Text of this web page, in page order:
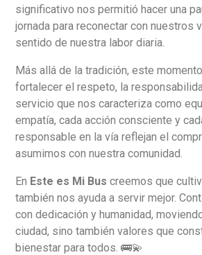
significativo nos permitió hacer una
jornada para reconectar con nuestros
sentido de nuestra labor diaria.
Más allá de la tradición, este
fortalecer el respeto, la
servicio que nos caracteriza como
empatía, cada acción consciente y
responsable en la vía reflejan el
asumimos con nuestra comunidad.
En Este es Mi Bus creemos que
también nos ayuda a servir mejor.
con dedicación y humanidad,
ciudad, sino también valores que
bienestar para todos. 🚌💫